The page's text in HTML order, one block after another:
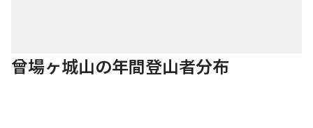
曾場ヶ城山の年間登山者分布